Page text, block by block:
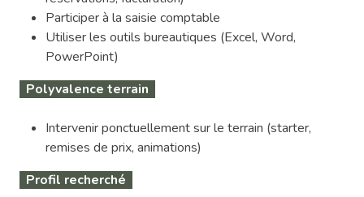
Participer à la saisie comptable
Utiliser les outils bureautiques (Excel, Word,
PowerPoint)
Polyvalence terrain
Intervenir ponctuellement sur le terrain (starter,
remises de prix, animations)
Profil recherché